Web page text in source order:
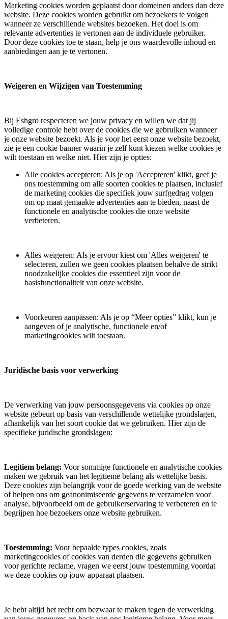
Marketing cookies worden geplaatst door domeinen anders dan deze
website. Deze cookies worden gebruikt om bezoekers te volgen
wanneer ze verschillende websites bezoeken. Het doel is om
relevante advertenties te vertonen aan de individuele gebruiker.
Door deze cookies toe te staan, help je ons waardevolle inhoud en
aanbiedingen aan je te vertonen.
Weigeren en Wijzigen van Toestemming​
Bij Eshgro respecteren we jouw privacy en willen we dat jij
volledige controle hebt over de cookies die we gebruiken wanneer
je onze website bezoekt. Als je voor het eerst onze website bezoekt,
zie je een cookie banner waarin je zelf kunt kiezen welke cookies je
wilt toestaan en welke niet. Hier zijn je opties:
Alle cookies accepteren: Als je op 'Accepteren' klikt, geef je
ons toestemming om alle soorten cookies te plaatsen, inclusief
de marketing cookies die specifiek jouw surfgedrag volgen
om op maat gemaakte advertenties aan te bieden, naast de
functionele en analytische cookies die onze website
verbeteren.
Alles weigeren: Als je ervoor kiest om 'Alles weigeren' te
selecteren, zullen we geen cookies plaatsen behalve de strikt
noodzakelijke cookies die essentieel zijn voor de
basisfunctionaliteit van onze website.
Voorkeuren aanpassen: Als je op “Meer opties” klikt, kun je
aangeven of je analytische, functionele en/of
marketingcookies wilt toestaan.
Juridische basis voor verwerking ​
De verwerking van jouw persoonsgegevens via cookies op onze
website gebeurt op basis van verschillende wettelijke grondslagen,
afhankelijk van het soort cookie dat we gebruiken. Hier zijn de
specifieke juridische grondslagen:
Legitiem belang: Voor sommige functionele en analytische cookies
maken we gebruik van het legitieme belang als wettelijke basis.
Deze cookies zijn belangrijk voor de goede werking van de website
of helpen ons om geanonimiseerde gegevens te verzamelen voor
analyse, bijvoorbeeld om de gebruikerservaring te verbeteren en te
begrijpen hoe bezoekers onze website gebruiken.
Toestemming: Voor bepaalde types cookies, zoals
marketingcookies of cookies van derden die gegevens gebruiken
voor gerichte reclame, vragen we eerst jouw toestemming voordat
we deze cookies op jouw apparaat plaatsen.
Je hebt altijd het recht om bezwaar te maken tegen de verwerking